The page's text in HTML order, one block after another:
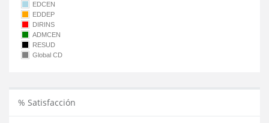
EDCEN
EDDEP
DIRINS
ADMCEN
RESUD
Global CD
% Satisfacción